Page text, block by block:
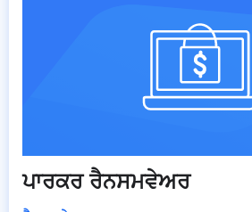
ਪਾਰਕਰ ਰੈਨਸਮਵੇਅਰ